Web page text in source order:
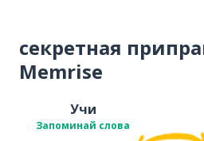
секретная
Memrise
Учи
Запоминай слова